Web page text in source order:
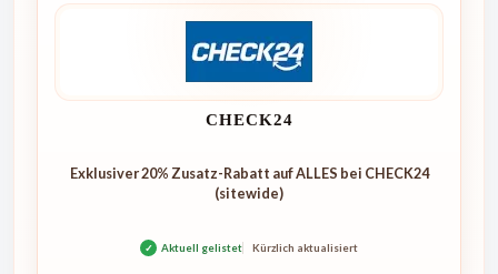
CHECK24
Exklusiver 20% Zusatz-Rabatt auf ALLES bei CHECK24
(sitewide)
✓ Aktuell gelistet Kürzlich aktualisiert